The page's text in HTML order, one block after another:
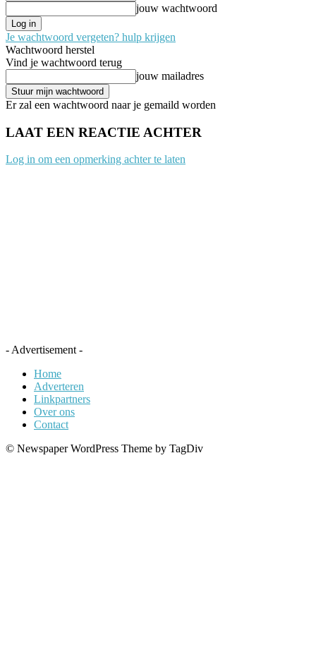
jouw wachtwoord
Je wachtwoord vergeten? hulp krijgen
Wachtwoord herstel
Vind je wachtwoord terug
jouw mailadres
Er zal een wachtwoord naar je gemaild worden
LAAT EEN REACTIE ACHTER
Log in om een opmerking achter te laten
- Advertisement -
Home
Adverteren
Linkpartners
Over ons
Contact
© Newspaper WordPress Theme by TagDiv